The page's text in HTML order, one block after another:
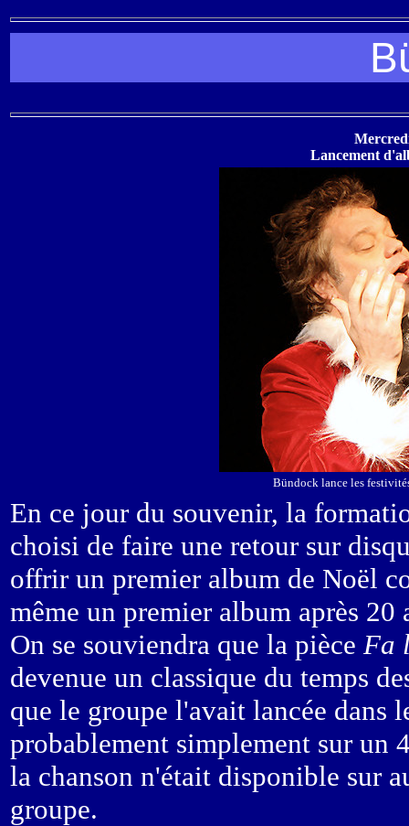
Lancement
Bündock lance les
En ce jour du souvenir, la
choisi de faire une retour sur
offrir un premier album de Noël
même un premier album après 20
On se souviendra que la pièce Fa
devenue un classique du temps
que le groupe l'avait lancée dans
probablement simplement sur un
la chanson n'était disponible sur
groupe.